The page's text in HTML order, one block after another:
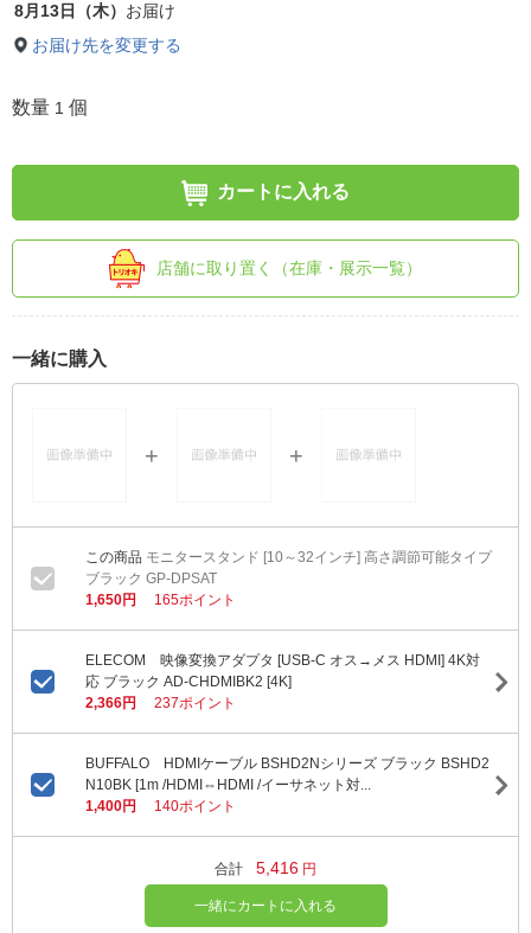
8月13日（木） お届け
お届け先を変更する
数量 1 個
カートに入れる
店舗に取り置く（在庫・展示一覧）
一緒に購入
モニタースタンド [10～32インチ] 高さ調節可能タイプ
ブラック GP-DPSAT
1,650円
165ポイント
ELECOM 映像変換アダプタ [USB-C オス→メス HDMI] 4K対
応 ブラック AD-CHDMIBK2 [4K]
2,366円
237ポイント
BUFFALO HDMIケーブル BSHD2Nシリーズ ブラック BSHD2
N10BK [1m /HDMI⇔HDMI /イーサネット対...
1,400円
140ポイント
合計 5,416 円
一緒にカートに入れる